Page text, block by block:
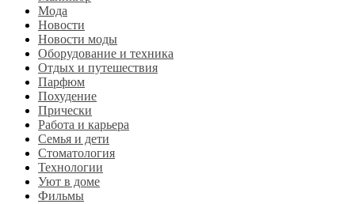
Мода
Новости
Новости моды
Оборудование и техника
Отдых и путешествия
Парфюм
Похудение
Прически
Работа и карьера
Семья и дети
Стоматология
Технологии
Уют в доме
Фильмы